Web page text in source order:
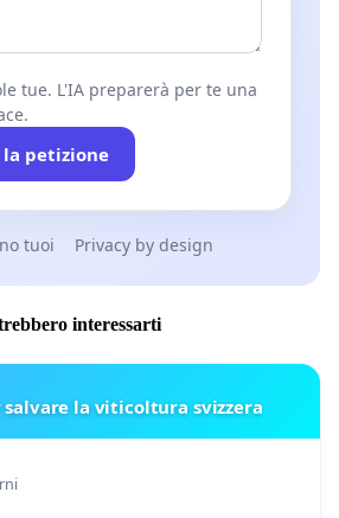
tue. L'IA preparerà per te una
la petizione
tuoi Privacy by design
interessarti
salvare la viticoltura svizzera